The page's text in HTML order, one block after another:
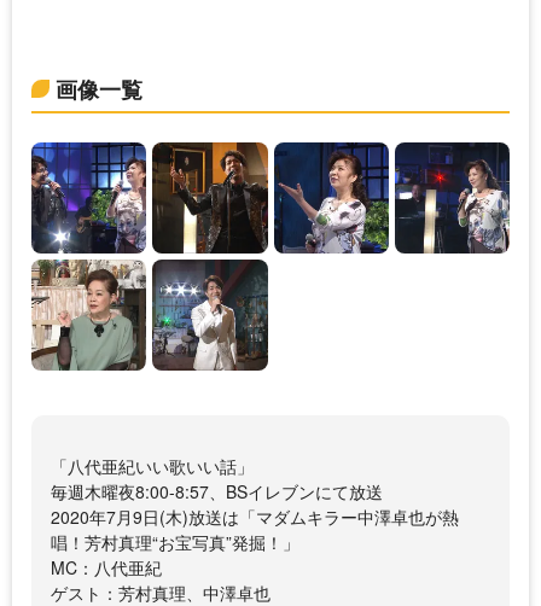
画像一覧
「八代亜紀いい歌いい話」
毎週木曜夜8:00-8:57、BSイレブンにて放送
2020年7月9日(木)放送は「マダムキラー中澤卓也が熱
唱！芳村真理“お宝写真”発掘！」
MC：八代亜紀
ゲスト：芳村真理、中澤卓也